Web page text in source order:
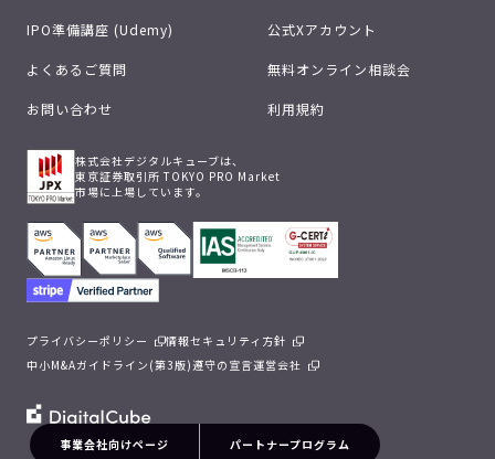
事業会社向けページ パートナープログラム
IPO準備講座 (Udemy) 公式Xアカウント
よくあるご質問 無料オンライン相談会
お問い合わせ 利用規約
株式会社デジタルキューブは、
東京証券取引所 TOKYO PRO Market
市場に上場しています。
プライバシーポリシー
情報セキュリティ方針
中小M&Aガイドライン(第3版)遵守の宣言運営会社